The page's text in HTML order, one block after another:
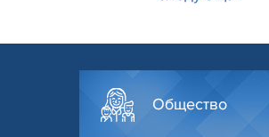
Общество